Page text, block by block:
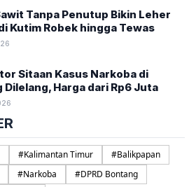
Tanpa Penutup Bikin Leher
Kutim Robek hingga Tewas
Sitaan Kasus Narkoba di
Dilelang, Harga dari Rp6 Juta
#Kalimantan Timur #Balikpapan
#Narkoba #DPRD Bontang